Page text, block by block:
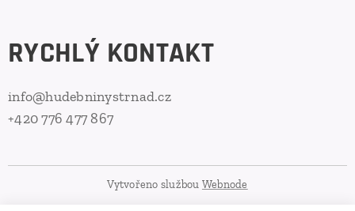
RYCHLÝ KONTAKT
info@hudebninystrnad.cz
+420 776 477 867
Vytvořeno službou Webnode